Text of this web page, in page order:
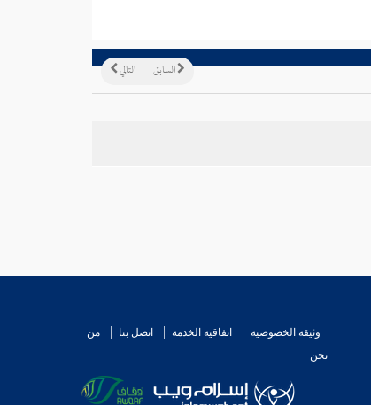
التالي السابق
وثيقة الخصوصية اتفاقية الخدمة اتصل بنا
من
نحن